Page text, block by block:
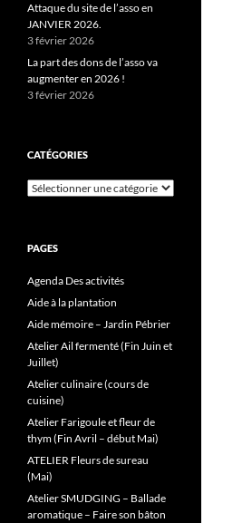
Attaque du site de l’asso en
JANVIER 2026.
3 février 2026
La part des dons de l’asso va
augmenter en 2026 !
3 février 2026
CATÉGORIES
Catégories
PAGES
Agenda Des activités
Aide à la plantation
Aide mémoire – Jardin Pébrier
Atelier Ail fermenté (Fin Juin et
Juillet)
Atelier culinaire (cours de
cuisine)
Atelier Farigoule et fleur de
thym (Fin Avril – début Mai)
ATELIER Fleurs de sureau
(Mai)
Atelier SMUDGING – Ballade
aromatique – Faire son bâton